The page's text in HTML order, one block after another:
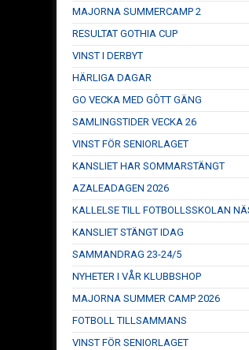
MAJORNA SUMMERCAMP 2
RESULTAT GOTHIA CUP
VINST I DERBYT
HÄRLIGA DAGAR
GO VECKA MED GÔTT GÄNG
SAMLINGSTIDER VECKA 26
VINST FÖR SENIORLAGET
KANSLIET HAR SOMMARSTÄNGT
AZALEADAGEN 2026
KALLELSE TILL FOTBOLLSSKOLAN
KANSLIET STÄNGT IDAG
SAMMANDRAG 23-24/5
NYHETER I VÅR KLUBBSHOP
MAJORNA SUMMER CAMP 2026
FOTBOLL TILLSAMMANS
VINST FÖR SENIORLAGET